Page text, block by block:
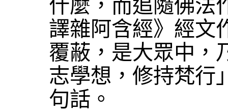
什麼，而追隨佛法
譯雜阿含經》經文
覆蔽，是大眾中，
志學想，修持梵行
句話。